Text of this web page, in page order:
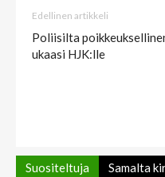
Edellinen artikkeli
Poliisilta
ukaasi HJK:lle
Suositeltuja Samalta